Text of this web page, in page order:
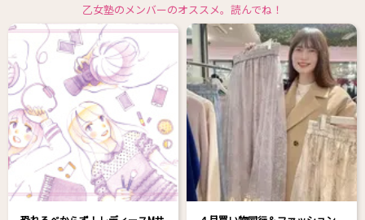
乙女塾のメンバーのオススメ。読んでね！